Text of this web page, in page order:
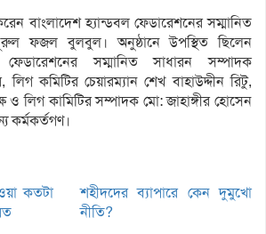
বাংলাদেশ হ্যান্ডবল ফেডারেশনের সম্মানিত
ফজল বুলবুল। অনুষ্ঠানে উপস্থিত ছিলেন
ফেডারেশনের সম্মানিত সাধারন সম্পাদক
কমিটির চেয়ারম্যান শেখ বাহাউদ্দীন রিটু,
ও লিগ কামিটির সম্পাদক মো: জাহাঙ্গীর হোসেন
কর্মকর্তগণ।
কতটা
শহীদদের ব্যাপারে কেন দুমুখো
নীতি?